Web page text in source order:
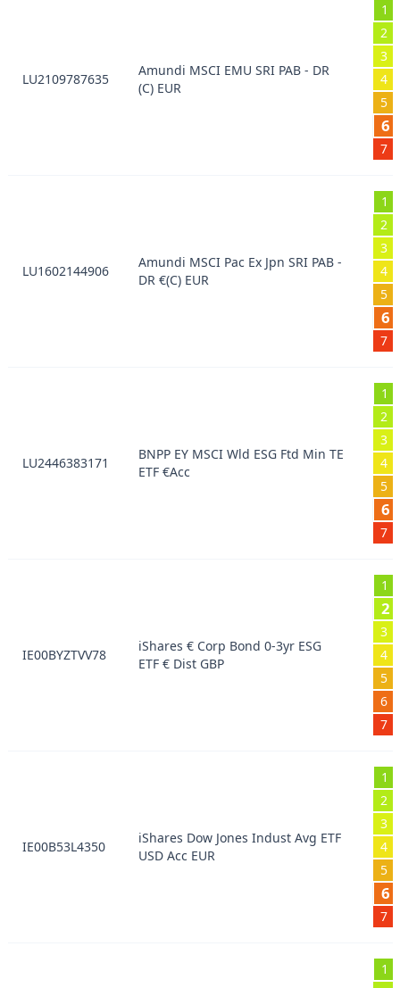
LU2109787635
Amundi MSCI EMU SRI PAB - DR
(C) EUR
1
2
3
4
5
6
7
LU1602144906
Amundi MSCI Pac Ex Jpn SRI PAB -
DR €(C) EUR
1
2
3
4
5
6
7
LU2446383171
BNPP EY MSCI Wld ESG Ftd Min TE
ETF €Acc
1
2
3
4
5
6
7
IE00BYZTVV78
iShares € Corp Bond 0-3yr ESG
ETF € Dist GBP
1
2
3
4
5
6
7
IE00B53L4350
iShares Dow Jones Indust Avg ETF
USD Acc EUR
1
2
3
4
5
6
7
1